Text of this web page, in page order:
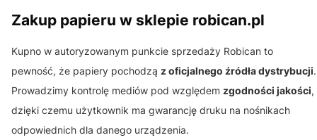
Zakup papieru w sklepie robican.pl
Kupno w autoryzowanym punkcie sprzedaży Robican to
pewność, że papiery pochodzą z oficjalnego źródła dystrybucji.
Prowadzimy kontrolę mediów pod względem zgodności jakości,
dzięki czemu użytkownik ma gwarancję druku na nośnikach
odpowiednich dla danego urządzenia.